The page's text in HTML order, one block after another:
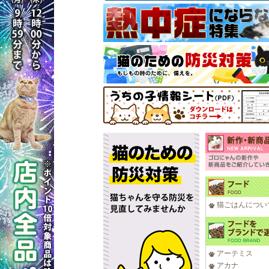
猫ごはんについ
アーテミス
アカナ